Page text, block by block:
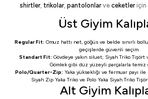
shirtler, trikolar, pantolonlarve ceketleriçin
Üst Giyim
Regular Fit: Omuz hattı net, göğüs ve belde sınırlı
geçişlerde güvenli seçim.
Standart Fit: Gövdeye yakın siluet; Siyah Triko Tişört
Gömlekgibi düz yüzeyli parçalarla temiz
Polo/Quarter-Zip: Yaka yüksekliği ve fermuar payı ile
Siyah Zip Yaka Trikove Polo Yaka Siyah Triko
Alt Giyim